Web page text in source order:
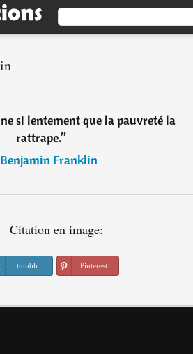
si lentement que la pauvreté la
rattrape.”
Benjamin Franklin
Citation en image:
tumblr Pinterest